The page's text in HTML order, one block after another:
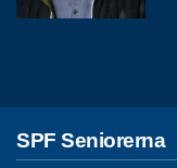
SPF Seniorerna